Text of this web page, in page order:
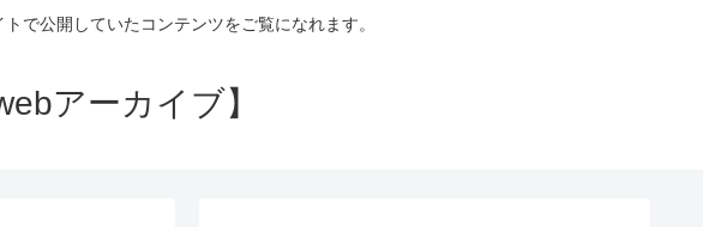
で公開していたコンテンツをご覧になれます。
アーカイブ】